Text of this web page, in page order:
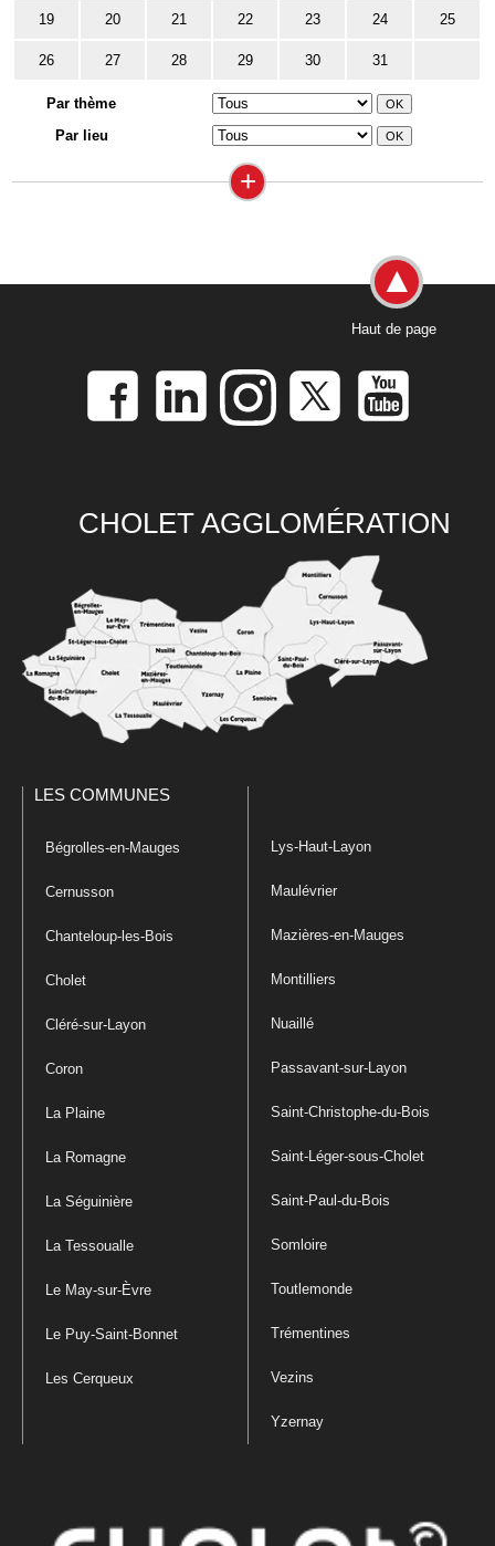
19 20 21 22 23 24 25
26 27 28 29 30 31
Par thème
Par lieu
+
Haut de page
CHOLET AGGLOMÉRATION
LES COMMUNES
Bégrolles-en-Mauges
Cernusson
Chanteloup-les-Bois
Cholet
Cléré-sur-Layon
Coron
La Plaine
La Romagne
La Séguinière
La Tessoualle
Le May-sur-Èvre
Le Puy-Saint-Bonnet
Les Cerqueux
Lys-Haut-Layon
Maulévrier
Mazières-en-Mauges
Montilliers
Nuaillé
Passavant-sur-Layon
Saint-Christophe-du-Bois
Saint-Léger-sous-Cholet
Saint-Paul-du-Bois
Somloire
Toutlemonde
Trémentines
Vezins
Yzernay